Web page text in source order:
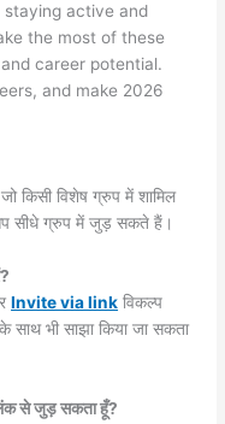
staying active and
the most of these
career potential.
and make 2026
किसी विशेष ग्रुप में शामिल
सीधे ग्रुप में जुड़ सकते हैं।
Invite via link विकल्प
भी साझा किया जा सकता
से जुड़ सकता हूँ?